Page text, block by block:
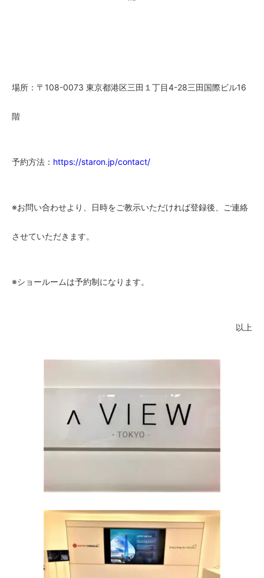
場所：〒108-0073 東京都港区三田１丁目4-28三田国際ビル16
階
予約方法： https://staron.jp/contact/
※お問い合わせより、日時をご教示いただければ登録後、ご連絡
させていただきます。
※ショールームは予約制になります。
以上